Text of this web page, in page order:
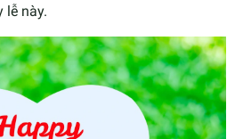
lễ này.